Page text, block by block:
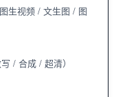
生视频 / 文生图 / 图
/ 合成 / 超清）